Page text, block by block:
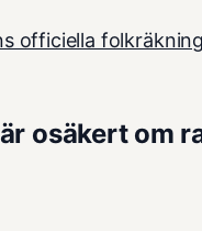
officiella
osäkert om